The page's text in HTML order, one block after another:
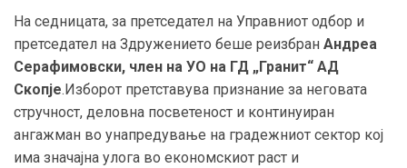
На седницата, за претседател на Управниот одбор и
претседател на Здружението беше реизбран Андреа
Серафимовски, член на УО на ГД „Гранит“ АД
Скопје.Изборот претставува признание за неговата
стручност, деловна посветеност и континуиран
ангажман во унапредување на градежниот сектор кој
има значајна улога во економскиот раст и